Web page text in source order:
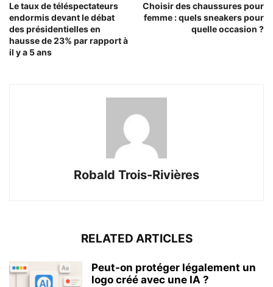
Le taux de téléspectateurs
endormis devant le débat
des présidentielles en
hausse de 23% par rapport à
il y a 5 ans
Choisir des chaussures pour
femme : quels sneakers pour
quelle occasion ?
Robald Trois-Rivières
RELATED ARTICLES
Peut-on protéger légalement un
logo créé avec une IA ?